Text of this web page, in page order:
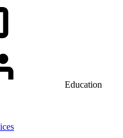
Education